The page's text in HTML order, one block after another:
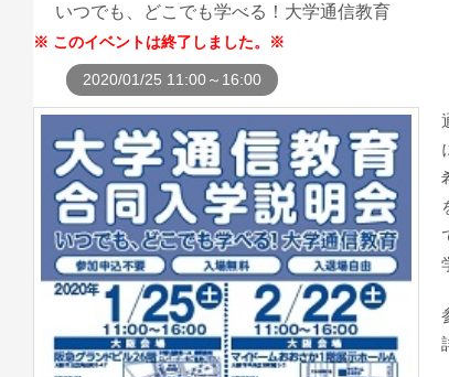
いつでも、どこでも学べる！大学通信教育
このイベントは終了しました。
2020/01/25 11:00～16:00